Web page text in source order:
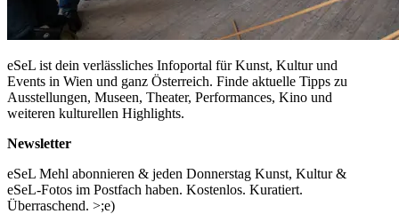
eSeL ist dein verlässliches Infoportal für Kunst, Kultur und
Events in Wien und ganz Österreich. Finde aktuelle Tipps zu
Ausstellungen, Museen, Theater, Performances, Kino und
weiteren kulturellen Highlights.
Newsletter
eSeL Mehl abonnieren & jeden Donnerstag Kunst, Kultur &
eSeL-Fotos im Postfach haben. Kostenlos. Kuratiert.
Überraschend. >;e)